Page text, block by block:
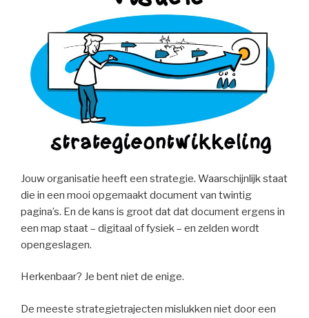
Jouw organisatie heeft een strategie. Waarschijnlijk staat
die in een mooi opgemaakt document van twintig
pagina’s. En de kans is groot dat dat document ergens in
een map staat – digitaal of fysiek – en zelden wordt
opengeslagen.
Herkenbaar? Je bent niet de enige.
De meeste strategietrajecten mislukken niet door een